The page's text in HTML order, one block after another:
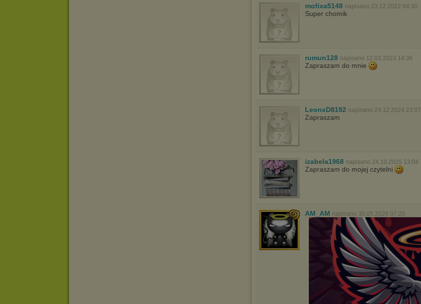
mofixa5148 napisano 23.12.2022 04:30
Super chomik
rumun128 napisano 12.03.2023 14:36
Zapraszam do mnie
LeonxD8192 napisano 24.12.2024 23:07
Zapraszam
izabela1968 napisano 24.10.2025 13:04
Zapraszam do mojej czytelni
AM_AM napisano 30.05.2026 07:20